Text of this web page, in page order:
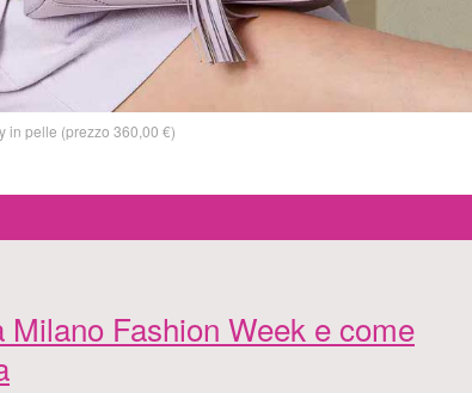
in pelle (prezzo 360,00 €)
Milano Fashion Week e come